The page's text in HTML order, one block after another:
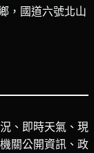
，國道六號北山
、即時天氣、現
關公開資訊、政